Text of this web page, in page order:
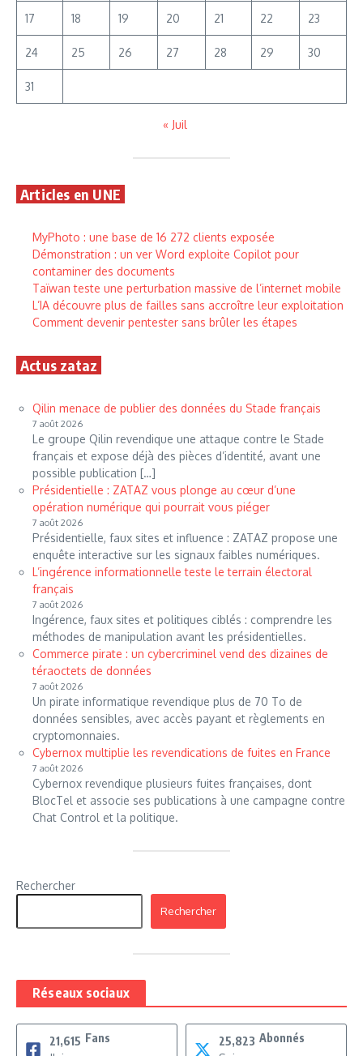
17 18 19 20 21 22 23
24 25 26 27 28 29 30
31
« Juil
Articles en UNE
MyPhoto : une base de 16 272 clients exposée
Démonstration : un ver Word exploite Copilot pour
contaminer des documents
Taïwan teste une perturbation massive de l’internet mobile
L’IA découvre plus de failles sans accroître leur exploitation
Comment devenir pentester sans brûler les étapes
Actus zataz
Qilin menace de publier des données du Stade français
7 août 2026
Le groupe Qilin revendique une attaque contre le Stade
français et expose déjà des pièces d’identité, avant une
possible publication […]
Présidentielle : ZATAZ vous plonge au cœur d’une
opération numérique qui pourrait vous piéger
7 août 2026
Présidentielle, faux sites et influence : ZATAZ propose une
enquête interactive sur les signaux faibles numériques.
L’ingérence informationnelle teste le terrain électoral
français
7 août 2026
Ingérence, faux sites et politiques ciblés : comprendre les
méthodes de manipulation avant les présidentielles.
Commerce pirate : un cybercriminel vend des dizaines de
téraoctets de données
7 août 2026
Un pirate informatique revendique plus de 70 To de
données sensibles, avec accès payant et règlements en
cryptomonnaies.
Cybernox multiplie les revendications de fuites en France
7 août 2026
Cybernox revendique plusieurs fuites françaises, dont
BlocTel et associe ses publications à une campagne contre
Chat Control et la politique.
Rechercher
Rechercher
Réseaux sociaux
21,615 Fans
25,823 Abonnés